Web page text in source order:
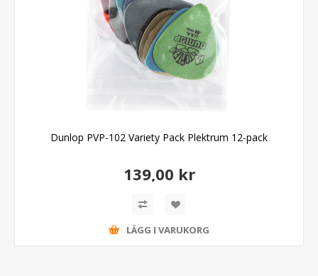
Dunlop PVP-102 Variety Pack Plektrum 12-pack
139,00 kr
LÄGG I VARUKORG